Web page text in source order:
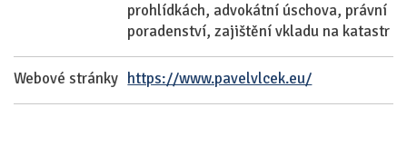
prohlídkách, advokátní úschova, právní
poradenství, zajištění vkladu na katastr
Webové stránky https://www.pavelvlcek.eu/